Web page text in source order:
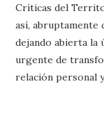
Críticas del
así, abruptamente
dejando abierta la
urgente de
relación personal